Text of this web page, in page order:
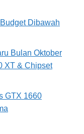
Dibawah
Bulan Oktober
XT & Chipset
GTX 1660